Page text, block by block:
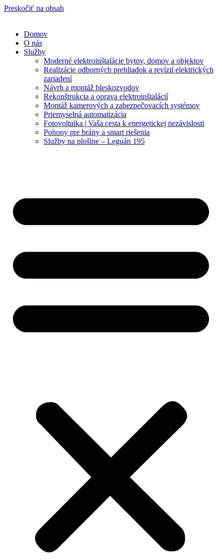
Preskočiť na obsah
Domov
O nás
Služby
Moderné elektroinštalácie bytov, domov a objektov
Realizácie odborných prehliadok a revízií elektrických
zariadení
Návrh a montáž bleskozvodov
Rekonštrukcia a oprava elektroinštalácií
Montáž kamerových a zabezpečovacích systémov
Priemyselná automatizácia
Fotovoltaika | Vaša cesta k energetickej nezávislosti
Pohony pre brány a smart riešenia
Služby na plošine – Leguán 195